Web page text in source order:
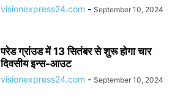
visionexpress24.com - September 10, 2024
परेड ग्रांउड में 13 सितंबर से शुरू होगा चार
दिवसीय इन्स-आउट
visionexpress24.com - September 10, 2024